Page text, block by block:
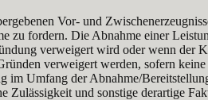
Vor- und
zu fordern. Die Abnahme einer
verweigert wird oder wenn der
verweigert werden, sofern
im Umfang der Abnahme/
und sonstige derartige